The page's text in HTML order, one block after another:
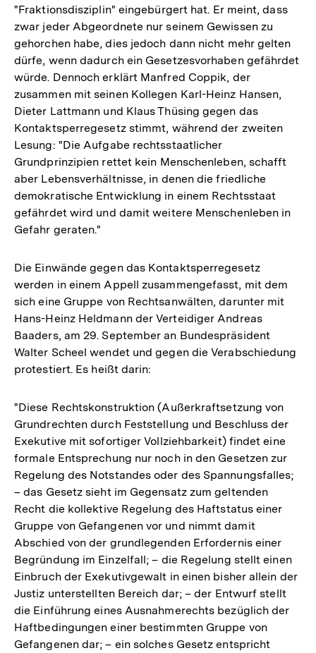
"Fraktionsdisziplin" eingebürgert hat. Er meint, dass
zwar jeder Abgeordnete nur seinem Gewissen zu
gehorchen habe, dies jedoch dann nicht mehr gelten
dürfe, wenn dadurch ein Gesetzesvorhaben gefährdet
würde. Dennoch erklärt Manfred Coppik, der
zusammen mit seinen Kollegen Karl-Heinz Hansen,
Dieter Lattmann und Klaus Thüsing gegen das
Kontaktsperregesetz stimmt, während der zweiten
Lesung: "Die Aufgabe rechtsstaatlicher
Grundprinzipien rettet kein Menschenleben, schafft
aber Lebensverhältnisse, in denen die friedliche
demokratische Entwicklung in einem Rechtsstaat
gefährdet wird und damit weitere Menschenleben in
Gefahr geraten."
Die Einwände gegen das Kontaktsperregesetz
werden in einem Appell zusammengefasst, mit dem
sich eine Gruppe von Rechtsanwälten, darunter mit
Hans-Heinz Heldmann der Verteidiger Andreas
Baaders, am 29. September an Bundespräsident
Walter Scheel wendet und gegen die Verabschiedung
protestiert. Es heißt darin:
"Diese Rechtskonstruktion (Außerkraftsetzung von
Grundrechten durch Feststellung und Beschluss der
Exekutive mit sofortiger Vollziehbarkeit) findet eine
formale Entsprechung nur noch in den Gesetzen zur
Regelung des Notstandes oder des Spannungsfalles;
– das Gesetz sieht im Gegensatz zum geltenden
Recht die kollektive Regelung des Haftstatus einer
Gruppe von Gefangenen vor und nimmt damit
Abschied von der grundlegenden Erfordernis einer
Begründung im Einzelfall; – die Regelung stellt einen
Einbruch der Exekutivgewalt in einen bisher allein der
Justiz unterstellten Bereich dar; – der Entwurf stellt
die Einführung eines Ausnahmerechts bezüglich der
Haftbedingungen einer bestimmten Gruppe von
Gefangenen dar; – ein solches Gesetz entspricht